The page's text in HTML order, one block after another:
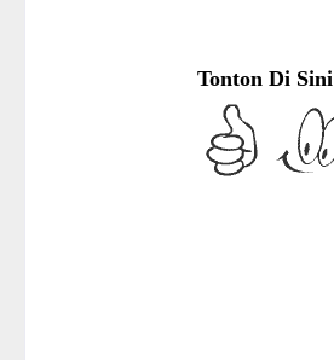
Tonton Di